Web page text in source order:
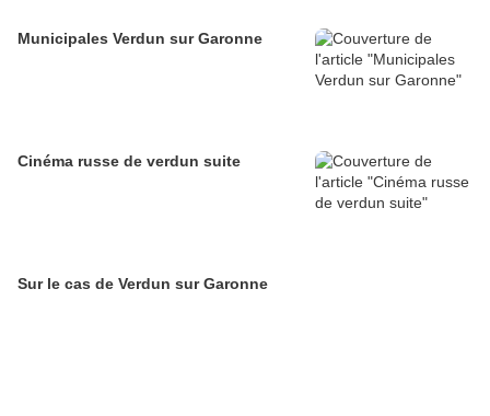
Municipales Verdun sur Garonne
Cinéma russe de verdun suite
Sur le cas de Verdun sur Garonne